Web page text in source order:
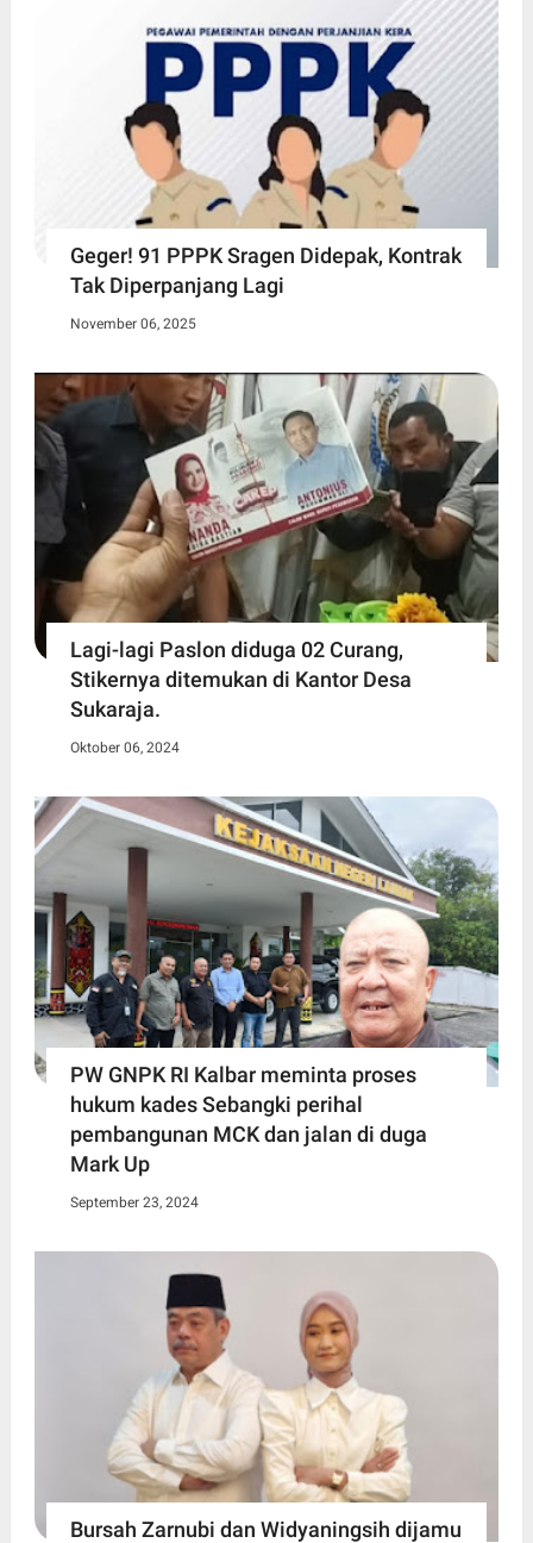
Geger! 91 PPPK Sragen Didepak, Kontrak
Tak Diperpanjang Lagi
November 06, 2025
Lagi-lagi Paslon diduga 02 Curang,
Stikernya ditemukan di Kantor Desa
Sukaraja.
Oktober 06, 2024
PW GNPK RI Kalbar meminta proses
hukum kades Sebangki perihal
pembangunan MCK dan jalan di duga
Mark Up
September 23, 2024
Bursah Zarnubi dan Widyaningsih dijamu